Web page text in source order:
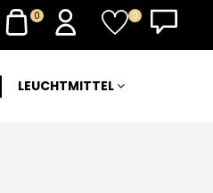
0 0
LEUCHTMITTEL